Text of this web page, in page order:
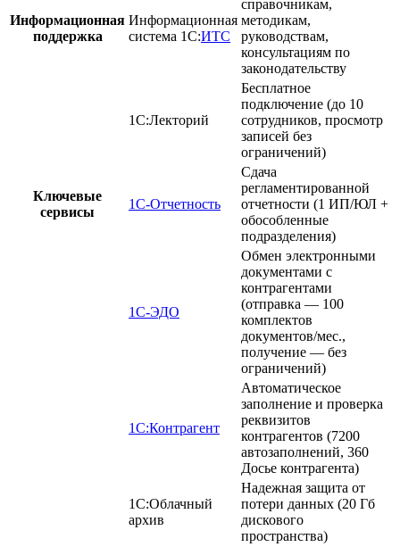
Информационная
поддержка
Информационная
система 1С:ИТС
справочникам,
методикам,
руководствам,
консультациям по
законодательству
1С:Лекторий
Бесплатное
подключение (до 10
сотрудников, просмотр
записей без
ограничений)
Ключевые
сервисы
1С-Отчетность
Сдача
регламентированной
отчетности (1 ИП/ЮЛ +
обособленные
подразделения)
1С-ЭДО
Обмен электронными
документами с
контрагентами
(отправка — 100
комплектов
документов/мес.,
получение — без
ограничений)
1С:Контрагент
Автоматическое
заполнение и проверка
реквизитов
контрагентов (7200
автозаполнений, 360
Досье контрагента)
1С:Облачный
архив
Надежная защита от
потери данных (20 Гб
дискового
пространства)